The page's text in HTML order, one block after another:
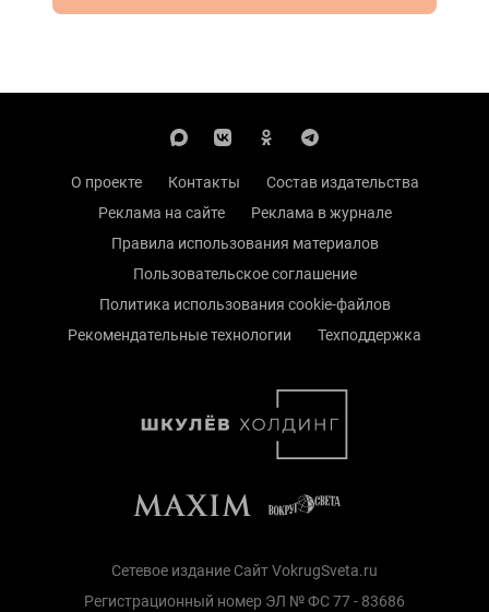
О проекте Контакты
Состав издательства
Реклама на сайте
Реклама в журнале
Правила использования материалов
Пользовательское соглашение
Политика использования cookie-файлов
Рекомендательные технологии
Техподдержка
Сетевое издание Сайт VokrugSveta.ru
Регистрационный номер ЭЛ № ФС 77 - 83686